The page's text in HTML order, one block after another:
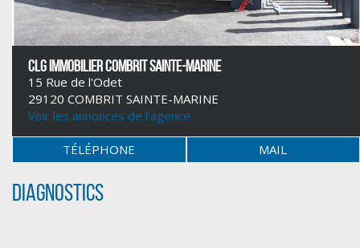
CLIQUER ICI POUR AGRANDIR
CLG IMMOBILIER COMBRIT SAINTE-MARINE
15 Rue de l'Odet
29120 COMBRIT SAINTE-MARINE
Voir les annonces de l'agence
TÉLÉPHONE MAIL
Diagnostics